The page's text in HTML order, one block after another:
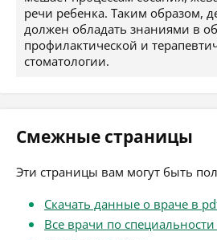
речи ребенка. Таким образом,
должен обладать знаниями в
профилактической и
стоматологии.
Смежные страницы
Эти страницы вам могут быть
Скачать данные о враче в
Все врачи по